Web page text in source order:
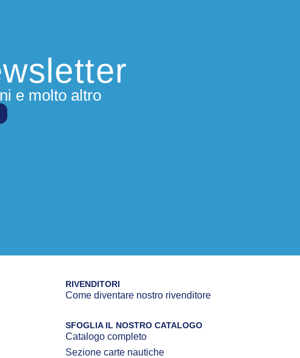
e molto altro
RIVENDITORI
Come diventare nostro rivenditore
SFOGLIA IL NOSTRO CATALOGO
Catalogo completo
Sezione carte nautiche